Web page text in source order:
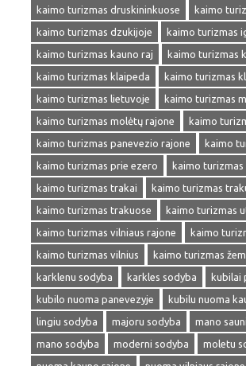
kaimo turizmas druskininkuose
kaimo
kaimo turizmas dzukijoje
kaimo turizmas
kaimo turizmas kauno raj
kaimo turizmas
kaimo turizmas klaipeda
kaimo turizmas
kaimo turizmas lietuvoje
kaimo turizmas
kaimo turizmas molėtų rajone
kaimo
kaimo turizmas panevezio rajone
kaimo
kaimo turizmas prie ezero
kaimo turizmas
kaimo turizmas trakai
kaimo turizmas
kaimo turizmas trakuose
kaimo turizmas
kaimo turizmas vilniaus rajone
kaimo
kaimo turizmas vilnius
kaimo turizmas
karklenu sodyba
karkles sodyba
kubilai
kubilo nuoma panevezyje
kubilu nuoma
lingiu sodyba
majoru sodyba
mano
mano sodyba
moderni sodyba
moletu